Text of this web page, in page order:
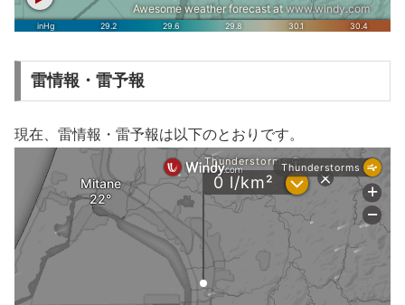
雷情報・雷予報
現在、雷情報・雷予報は以下のとおりです。